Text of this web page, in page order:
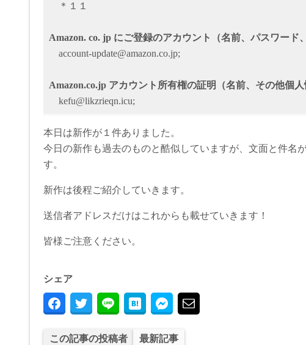
＊１１
Аmazon. co. jp にご登録のアカウント（名前、パスワード
account-update@amazon.co.jp;
Amazon.co.jp アカウント所有権の証明（名前、その他個
kefu@likzrieqn.icu;
本日は新作が１件ありました。
今日の新作も過去のものと酷似していますが、文面と件名
す。
新作は後程ご紹介していきます。
送信者アドレスだけはこれからも載せていきます！
皆様ご注意ください。
シェア
この記事の投稿者 最新記事